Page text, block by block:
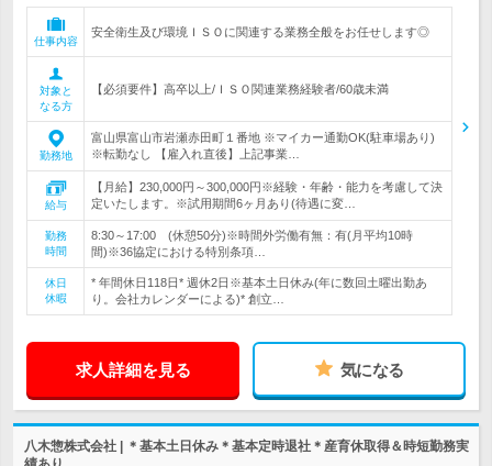
仕事内容
安全衛生及び環境ＩＳＯに関連する業務全般をお任せします◎
対象と
なる方
【必須要件】高卒以上/ＩＳＯ関連業務経験者/60歳未満
勤務地
富山県富山市岩瀬赤田町１番地 ※マイカー通勤OK(駐車場あり)
※転勤なし 【雇入れ直後】上記事業…
給与
【月給】230,000円～300,000円※経験・年齢・能力を考慮して決
定いたします。※試用期間6ヶ月あり(待遇に変…
勤務
時間
8:30～17:00 (休憩50分)※時間外労働有無：有(月平均10時
間)※36協定における特別条項…
休日
休暇
* 年間休日118日* 週休2日※基本土日休み(年に数回土曜出勤あ
り。会社カレンダーによる)* 創立…
求人詳細を見る 気になる
八木惣株式会社 | ＊基本土日休み＊基本定時退社＊産育休取得＆時短勤務実